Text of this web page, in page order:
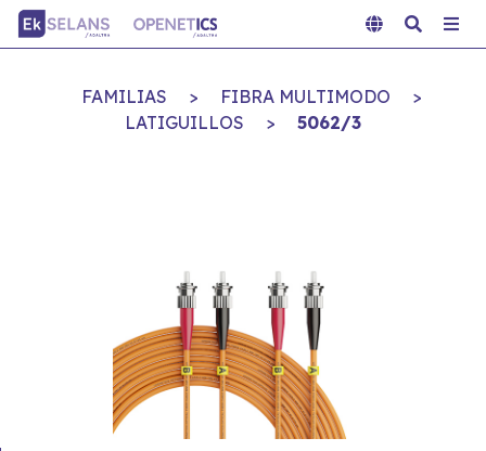
FAMILIAS > FIBRA MULTIMODO
>
LATIGUILLOS
> 5062/3